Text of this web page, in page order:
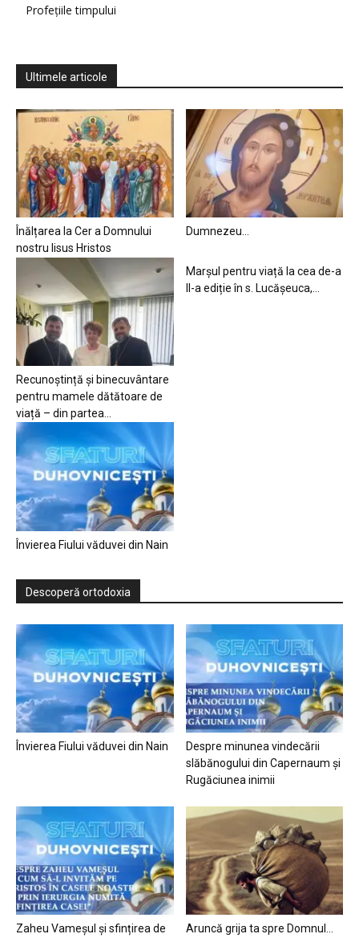
Profețiile timpului
Ultimele articole
Înălțarea la Cer a Domnului
nostru Iisus Hristos
Dumnezeu…
Recunoștință și binecuvântare
pentru mamele dătătoare de
viață – din partea...
Marșul pentru viață la cea de-a
II-a ediție în s. Lucășeuca,...
Învierea Fiului văduvei din Nain
Descoperă ortodoxia
Învierea Fiului văduvei din Nain
Despre minunea vindecării
slăbănogului din Capernaum și
Rugăciunea inimii
Zaheu Vameșul și sfințirea de Aruncă grija ta spre Domnul…